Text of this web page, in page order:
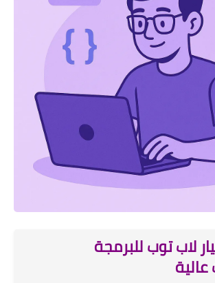
لاب توب للبرمجة